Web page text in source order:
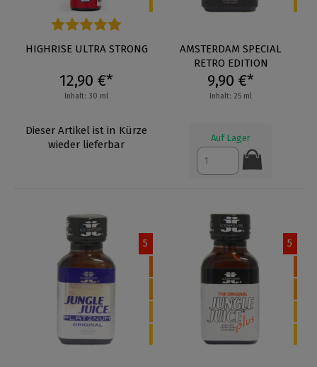
Durchschnittliche Bewertung von 4.7 von 5 Sternen
HIGHRISE ULTRA STRONG
12,90 €*
Inhalt: 30 ml
Dieser Artikel ist in Kürze
wieder lieferbar
AMSTERDAM SPECIAL
RETRO EDITION
9,90 €*
Inhalt: 25 ml
Auf Lager
5 5